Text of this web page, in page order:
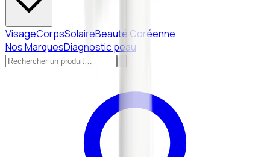
VisageCorpsSolaireBeauté Coréenne
Nos MarquesDiagnostic peau